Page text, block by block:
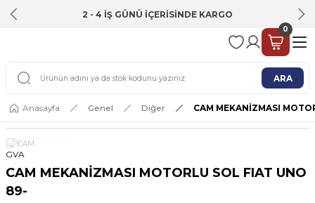
2 - 4 İŞ GÜNÜ İÇERİSİNDE KARGO
ARA
0
Anasayfa Genel Diğer CAM MEKANİZMASI
GVA
CAM MEKANİZMASI MOTORLU SOL FIAT UNO
89-